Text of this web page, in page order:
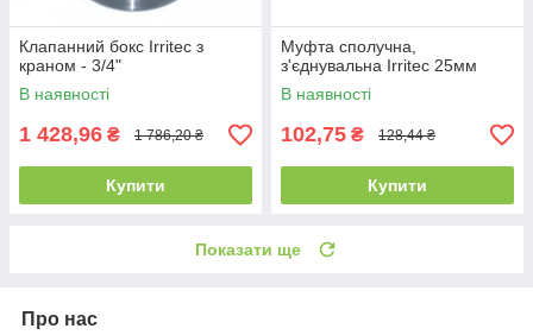
Клапанний бокс Irritec з
краном - 3/4"
В наявності
1 428,96 ₴ 1 786,20 ₴
Купити
Муфта сполучна,
з'єднувальна Irritec 25мм
В наявності
102,75 ₴ 128,44 ₴
Купити
Показати ще
Про нас